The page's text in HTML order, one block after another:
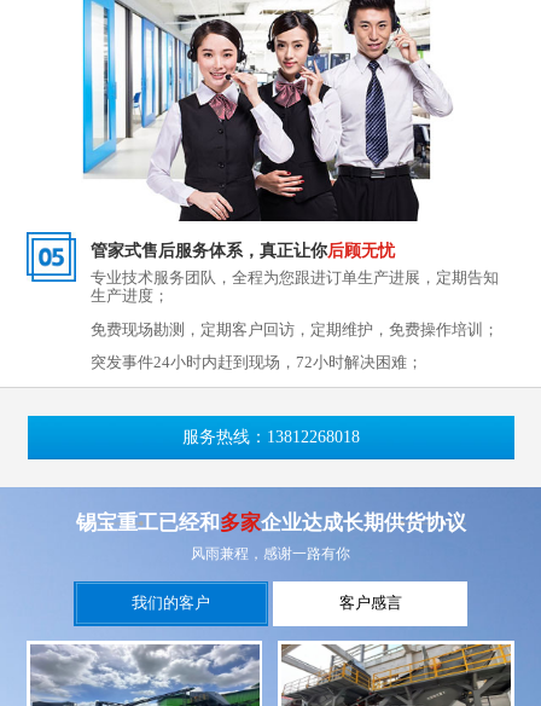
管家式售后服务体系，真正让你后顾无忧
专业技术服务团队，全程为您跟进订单生产进展，定期告知
生产进度；
免费现场勘测，定期客户回访，定期维护，免费操作培训；
突发事件24小时内赶到现场，72小时解决困难；
服务热线：13812268018
锡宝重工已经和多家企业达成长期供货协议
风雨兼程，感谢一路有你
我们的客户 客户感言